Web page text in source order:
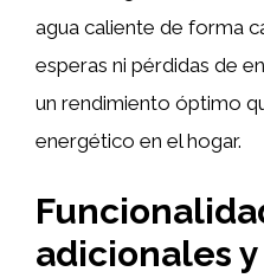
agua caliente de forma
esperas ni pérdidas de
un rendimiento óptimo
energético en el hogar.
adicionales